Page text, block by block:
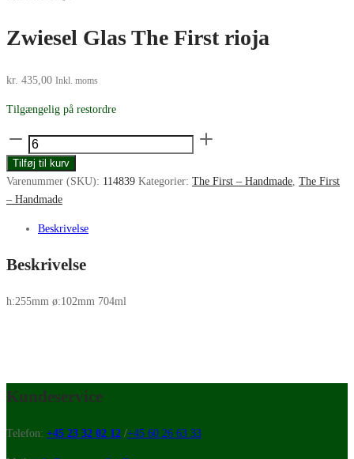
Zwiesel Glas The First rioja
kr. 435,00 Inkl. moms
Tilgængelig på restordre
Zwiesel
Glas
The
antal
Tilføj til kurv
Varenummer (SKU): 114839 Kategorier: The First – Handmade The First
– Handmade
Beskrivelse
Beskrivelse
h:255mm ø:102mm 704ml
Kundeservice
Telefon: +45 23 32 02 12 /+45 60 26 63 33